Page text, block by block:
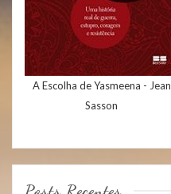
A Escolha de Yasmeena - Jean
Sasson